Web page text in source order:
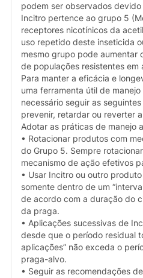
podem ser observados
Incitro pertence ao grupo 5
receptores nicotínicos da
uso repetido deste inseticida
mesmo grupo pode aumentar
de populações resistentes em
Para manter a eficácia e
uma ferramenta útil de
necessário seguir as
prevenir, retardar ou reverter
Adotar as práticas de manejo
• Rotacionar produtos com
do Grupo 5. Sempre
mecanismo de ação efetivos
• Usar Incitro ou outro
somente dentro de um
de acordo com a duração do
da praga.
• Aplicações sucessivas de
desde que o período residual
aplicações” não exceda o
praga-alvo.
• Seguir as recomendações